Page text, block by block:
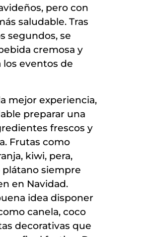
pero con
saludable. Tras
segundos, se
cremosa y
los eventos de
mejor experiencia,
preparar una
frescos y
Frutas como
kiwi, pera,
siempre
en Navidad.
idea disponer
canela, coco
decorativas que